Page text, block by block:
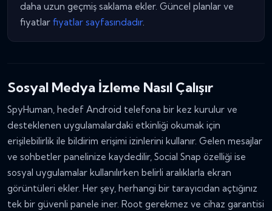
daha uzun geçmiş saklama ekler. Güncel planlar ve
fiyatlar fiyatlar sayfasındadır.
Sosyal Medya İzleme Nasıl Çalışır
SpyHuman, hedef Android telefona bir kez kurulur ve
desteklenen uygulamalardaki etkinliği okumak için
erişilebilirlik ile bildirim erişimi izinlerini kullanır. Gelen mesajlar
ve sohbetler panelinize kaydedilir, Social Snap özelliği ise
sosyal uygulamalar kullanılırken belirli aralıklarla ekran
görüntüleri ekler. Her şey, herhangi bir tarayıcıdan açtığınız
tek bir güvenli panele iner. Root gerekmez ve cihaz garantisi